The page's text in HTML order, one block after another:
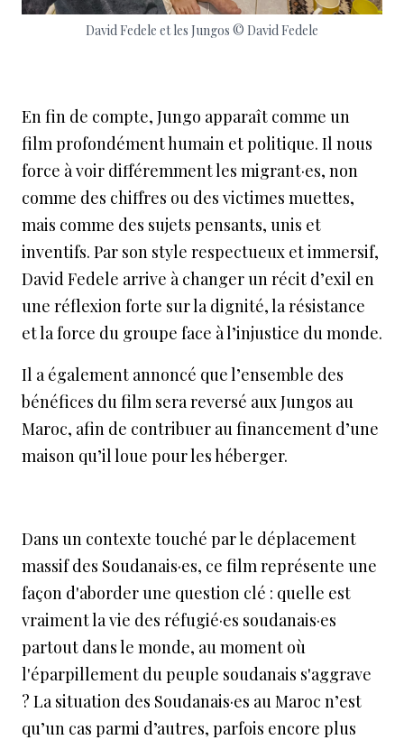
David Fedele et les Jungos © David Fedele
En fin de compte, Jungo apparaît comme un
film profondément humain et politique. Il nous
force à voir différemment les migrant·es, non
comme des chiffres ou des victimes muettes,
mais comme des sujets pensants, unis et
inventifs. Par son style respectueux et immersif,
David Fedele arrive à changer un récit d’exil en
une réflexion forte sur la dignité, la résistance
et la force du groupe face à l’injustice du monde.
Il a également annoncé que l’ensemble des
bénéfices du film sera reversé aux Jungos au
Maroc, afin de contribuer au financement d’une
maison qu’il loue pour les héberger.
Dans un contexte touché par le déplacement
massif des Soudanais·es, ce film représente une
façon d'aborder une question clé : quelle est
vraiment la vie des réfugié·es soudanais·es
partout dans le monde, au moment où
l'éparpillement du peuple soudanais s'aggrave
? La situation des Soudanais·es au Maroc n’est
qu’un cas parmi d’autres, parfois encore plus